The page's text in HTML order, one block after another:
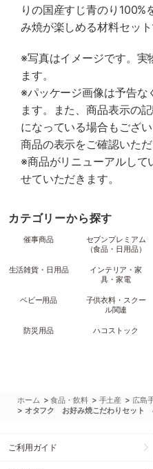
りの国産すじ青のり100%
み焼が楽しめる材料セット
※写真はイメージです。実
ます。
※パッケージ画像は予告な
ます。また、商品表示の
になっている場合もござ
商品の表示をご確認いた
※商品がリニューアルして
せていただきます。
カテゴリーから探す
催事商品
セブンプレミアム
（食品・日用品）
生活雑貨・日用品
インテリア・家
具・家電
ベビー用品
子供衣料・スクー
ル関連
防災用品 ハコストック
ホーム >食品・飲料 > 手土産 > 広島
> オタフク お好み焼こだわりセット
ご利用ガイド